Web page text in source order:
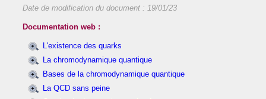
Date de modification du document : 19/01/23
Documentation web :
L'existence des quarks
La chromodynamique quantique
Bases de la chromodynamique quantique
La QCD sans peine